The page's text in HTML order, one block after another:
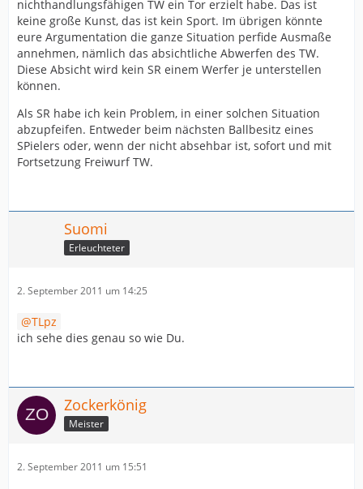
nichthandlungsfähigen TW ein Tor erzielt habe. Das ist
keine große Kunst, das ist kein Sport. Im übrigen könnte
eure Argumentation die ganze Situation perfide Ausmaße
annehmen, nämlich das absichtliche Abwerfen des TW.
Diese Absicht wird kein SR einem Werfer je unterstellen
können.
Als SR habe ich kein Problem, in einer solchen Situation
abzupfeifen. Entweder beim nächsten Ballbesitz eines
SPielers oder, wenn der nicht absehbar ist, sofort und mit
Fortsetzung Freiwurf TW.
Suomi
Erleuchteter
2. September 2011 um 14:25
TLpz
ich sehe dies genau so wie Du.
Zockerkönig
Meister
2. September 2011 um 15:51